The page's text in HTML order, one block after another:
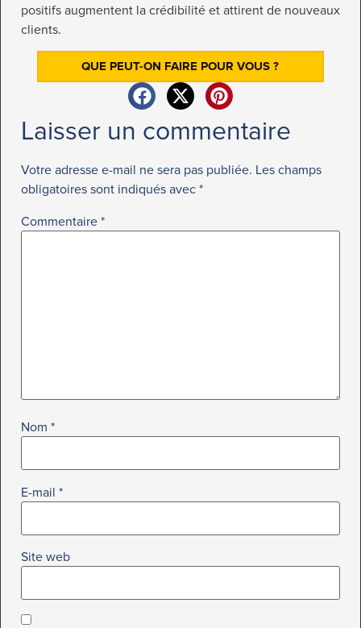
positifs augmentent la crédibilité et attirent de nouveaux
clients.
QUE PEUT-ON FAIRE POUR VOUS ?
Laisser un commentaire
Votre adresse e-mail ne sera pas publiée. Les champs
obligatoires sont indiqués avec *
Commentaire *
Nom *
E-mail *
Site web